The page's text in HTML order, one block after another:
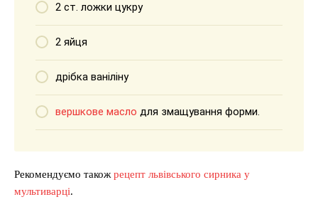
2 ст. ложки цукру
2 яйця
дрібка ваніліну
вершкове масло для змащування форми.
Рекомендуємо такожрецепт львівського сирника у
мультиварці.